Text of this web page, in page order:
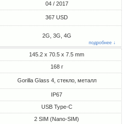
04 / 2017
367 USD
2G, 3G, 4G
подробнее ↓
145.2 x 70.5 x 7.5 mm
168 г
Gorilla Glass 4, стекло, металл
IP67
USB Type-C
2 SIM (Nano-SIM)